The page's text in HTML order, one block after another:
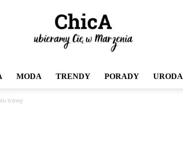
MODA TRENDY PORADY URODA
trawy